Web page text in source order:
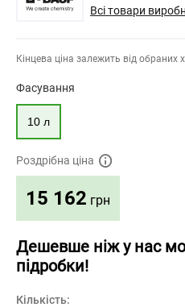
Всі товари
Кінцева ціна залежить від обраних
Фасування
10 л
Роздрібна ціна
15 162 грн
Дешевше ніж у нас
підробки!
Кількість: